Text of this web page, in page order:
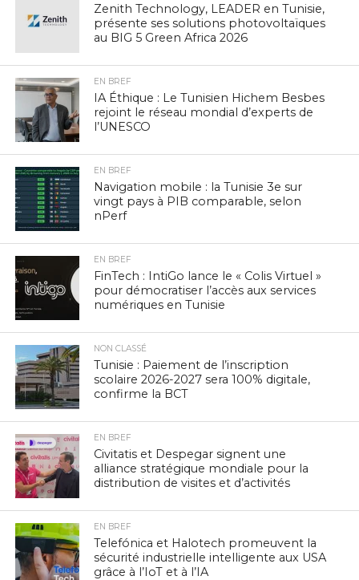
Zenith Technology, LEADER en Tunisie,
présente ses solutions photovoltaïques
au BIG 5 Green Africa 2026
EN BREF
IA Éthique : Le Tunisien Hichem Besbes
rejoint le réseau mondial d’experts de
l’UNESCO
EN BREF
Navigation mobile : la Tunisie 3e sur
vingt pays à PIB comparable, selon
nPerf
EN BREF
FinTech : IntiGo lance le « Colis Virtuel »
pour démocratiser l’accès aux services
numériques en Tunisie
NON CLASSÉ
Tunisie : Paiement de l’inscription
scolaire 2026-2027 sera 100% digitale,
confirme la BCT
EN BREF
Civitatis et Despegar signent une
alliance stratégique mondiale pour la
distribution de visites et d’activités
EN BREF
Telefónica et Halotech promeuvent la
sécurité industrielle intelligente aux USA
grâce à l’IoT et à l’IA